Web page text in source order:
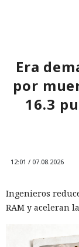
no
mercado.
Era
por
16.3
12:01 / 07.08.2026
Ingenieros
RAM y aceleran